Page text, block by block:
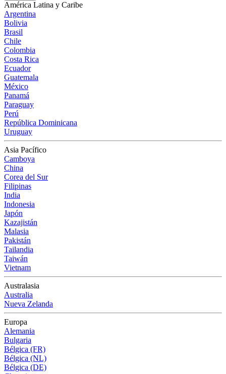
América Latina y Caribe
Argentina
Bolivia
Brasil
Chile
Colombia
Costa Rica
Ecuador
Guatemala
México
Panamá
Paraguay
Perú
República Dominicana
Uruguay
Asia Pacífico
Camboya
China
Corea del Sur
Filipinas
India
Indonesia
Japón
Kazajistán
Malasia
Pakistán
Tailandia
Taiwán
Vietnam
Australasia
Australia
Nueva Zelanda
Europa
Alemania
Bulgaria
Bélgica (FR)
Bélgica (NL)
Bélgica (DE)